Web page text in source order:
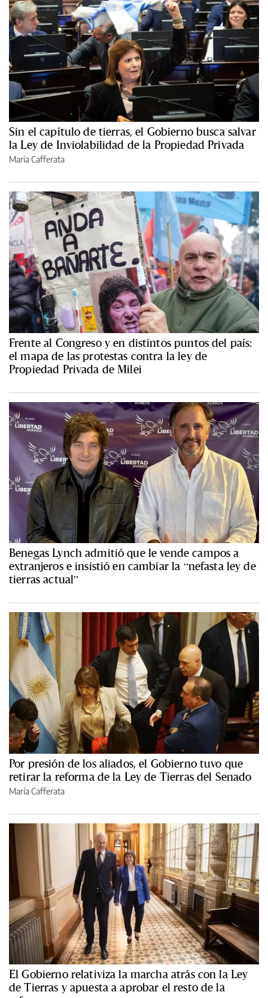
Sin el capítulo de tierras, el Gobierno busca salvar
la Ley de Inviolabilidad de la Propiedad Privada
María Cafferata
Frente al Congreso y en distintos puntos del país:
el mapa de las protestas contra la ley de
Propiedad Privada de Milei
Benegas Lynch admitió que le vende campos a
extranjeros e insistió en cambiar la “nefasta ley de
tierras actual”
Por presión de los aliados, el Gobierno tuvo que
retirar la reforma de la Ley de Tierras del Senado
María Cafferata
El Gobierno relativiza la marcha atrás con la Ley
de Tierras y apuesta a aprobar el resto de la